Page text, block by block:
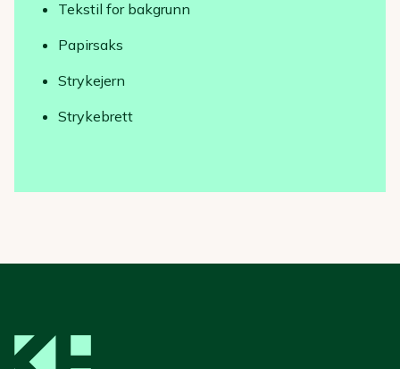
Tekstil for bakgrunn
Papirsaks
Strykejern
Strykebrett